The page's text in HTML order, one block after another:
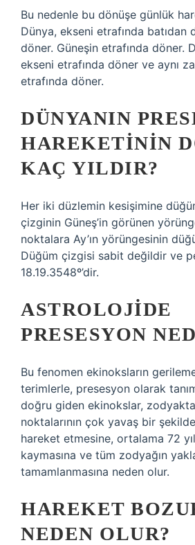
Bu nedenle bu dönüşe günlük
Dünya, ekseni etrafında batıdan
döner. Güneşin etrafında döner.
ekseni etrafında döner ve aynı
etrafında döner.
DÜNYANIN
HAREKETININ
KAÇ YILDIR?
Her iki düzlemin kesişimine
çizginin Güneş’in görünen
noktalara Ay’ın yörüngesinin
Düğüm çizgisi sabit değildir ve
18.19.3548º’dir.
ASTROLOJIDE
PRESESYON
Bu fenomen ekinoksların
terimlerle, presesyon olarak
doğru giden ekinokslar,
noktalarının çok yavaş bir
hareket etmesine, ortalama 72
kaymasına ve tüm zodyağın
tamamlanmasına neden olur.
HAREKET
NEDEN OLUR?